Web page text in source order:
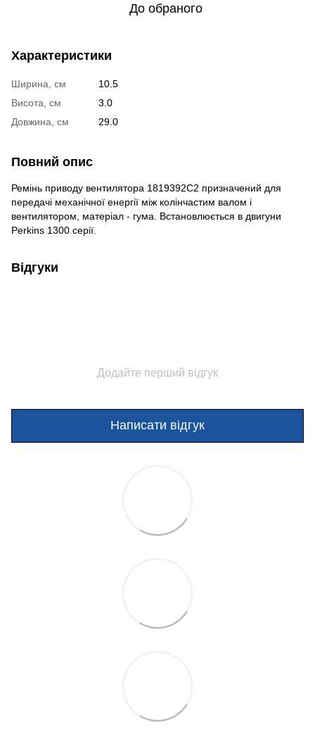
До обраного
Характеристики
Ширина, см
10.5
Висота, см
3.0
Довжина, см
29.0
Повний опис
Ремінь приводу вентилятора 1819392C2 призначений для
передачі механічної енергії між колінчастим валом і
вентилятором, матеріал - гума. Встановлюється в двигуни
Perkins 1300 серії.
Відгуки
Додайте перший відгук
Написати відгук